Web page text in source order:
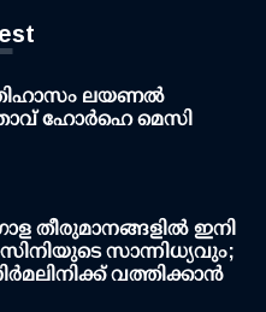
ലയണൽ
ഹോർഹെ മെസി
തീരുമാനങ്ങളിൽ ഇനി
സാന്നിധ്യവും;
വത്തിക്കാൻ